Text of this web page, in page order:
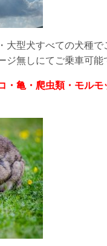
型犬すべての犬種で
ジ無しにてご乗車可
・亀・爬虫類・モル